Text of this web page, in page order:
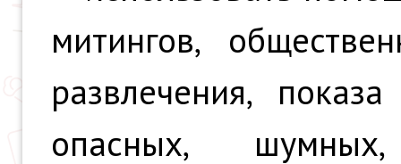
митингов,
развлечения,
опасных,